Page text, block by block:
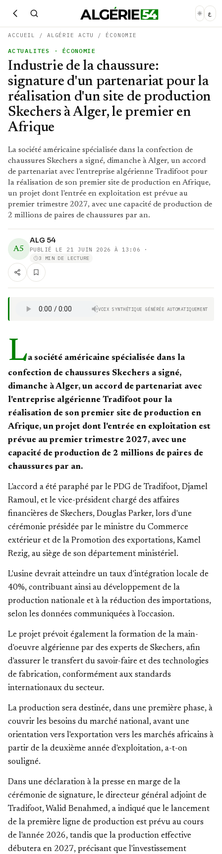
ع
ACCUEIL / ALGÉRIE ACTU / ÉCONOMIE
ACTUALITES · ÉCONOMIE
Industrie de la chaussure:
signature d'un partenariat pour la
réalisation d'un site de production
Skechers à Alger, le premier en
Afrique
La société américaine spécialisée dans la confection de
chaussures Skechers a signé, dimanche à Alger, un accord
de partenariat avec l'entreprise algérienne Tradifoot pour
la réalisation de son premier site de production en Afrique,
un projet dont l'entrée en exploitation est prévue au
premier trimestre 2027, avec une capacité de production de
2 millions de paires de chaussures par an.
A5
ALG 54
PUBLIÉ LE 21 JUIN 2026 À 13:06 ·
3 MIN DE LECTURE
VOIX SYNTHÉTIQUE GÉNÉRÉE AUTOMATIQUEMENT
La société américaine spécialisée dans la
confection de chaussures Skechers a signé,
dimanche à Alger, un accord de partenariat avec
l'entreprise algérienne Tradifoot pour la
réalisation de son premier site de production en
Afrique, un projet dont l'entrée en exploitation est
prévue au premier trimestre 2027, avec une
capacité de production de 2 millions de paires de
chaussures par an.
L'accord a été paraphé par le PDG de Tradifoot, Djamel
Ramoul, et le vice-président chargé des affaires
financières de Skechers, Douglas Parker, lors d'une
cérémonie présidée par le ministre du Commerce
extérieur et de la Promotion des exportations, Kamel
Rezig, au siège de son département ministériel.
L'usine devrait atteindre un taux d'intégration locale de
40%, contribuant ainsi au développement de la
production nationale et à la réduction des importations,
selon les données communiquées à l'occasion.
Le projet prévoit également la formation de la main-
d'oeuvre algérienne par des experts de Skechers, afin
d'assurer le transfert du savoir-faire et des technologies
de fabrication, conformément aux standards
internationaux du secteur.
La production sera destinée, dans une première phase, à
couvrir les besoins du marché national, avant une
orientation vers l'exportation vers les marchés africains à
partir de la deuxième année d'exploitation, a-t-on
souligné.
Dans une déclaration à la presse en marge de la
cérémonie de signature, le directeur général adjoint de
Tradifoot, Walid Benahmed, a indiqué que le lancement
de la première ligne de production est prévu au cours
de l'année 2026, tandis que la production effective
débutera en 2027, précisant que l'investissement